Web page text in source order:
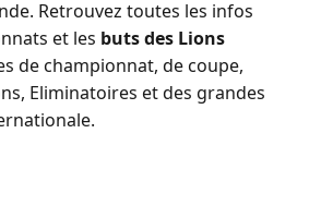
Retrouvez toutes les infos
et les buts des Lions
de championnat, de coupe,
Eliminatoires et des grandes